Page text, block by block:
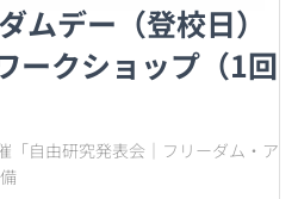
ムデー（登校日）
ークショップ（1回
「自由研究発表会｜フリーダム・ア